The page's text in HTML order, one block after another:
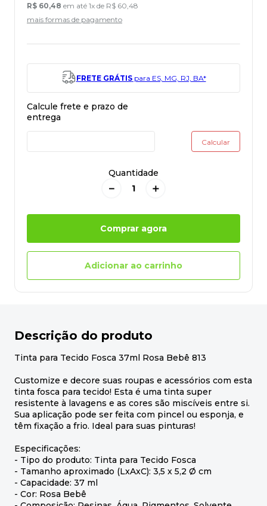
R$ 60,48 em até 1x de R$ 60,48
mais formas de pagamento
FRETE GRÁTISpara ES, MG, RJ, BA*
Quantidade
＋
－
Comprar agora
Adicionar ao carrinho
Descrição do produto
Tinta para Tecido Fosca 37ml Rosa Bebê 813
Customize e decore suas roupas e acessórios com esta
tinta fosca para tecido! Esta é uma tinta super
resistente à lavagens e as cores são miscíveis entre si.
Sua aplicação pode ser feita com pincel ou esponja, e
têm fixação a frio. Ideal para suas pinturas!
Especificações:
- Tipo do produto: Tinta para Tecido Fosca
- Tamanho aproximado (LxAxC): 3,5 x 5,2 Ø cm
- Capacidade: 37 ml
- Cor: Rosa Bebê